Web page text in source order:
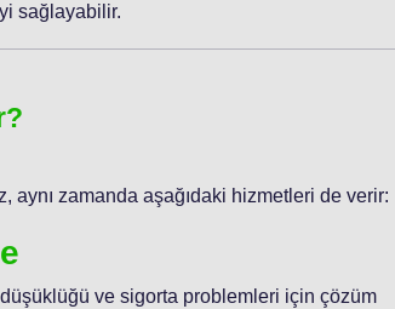
sağlayabilir.
aynı zamanda aşağıdaki hizmetleri de verir:
ve sigorta problemleri için çözüm